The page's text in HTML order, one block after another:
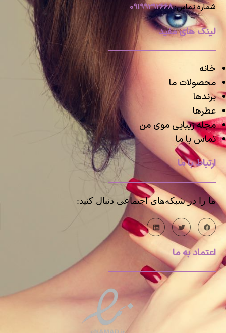
شماره تماس:09199292668
لینک های مفید
خانه
محصولات ما
برندها
عطرها
مجله زیبایی موی من
تماس با ما
ارتباط با ما
ما را در شبکه‌های اجتماعی دنبال کنید:
اعتماد به ما